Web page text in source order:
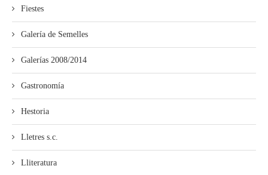
Fiestes
Galería de Semelles
Galerías 2008/2014
Gastronomía
Hestoria
Lletres s.c.
Lliteratura